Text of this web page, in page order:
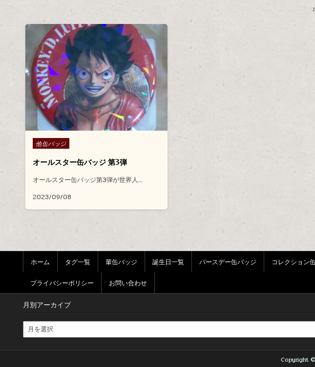
Posted in
他缶バッジ
オールスター缶バッジ 第3弾
オールスター缶バッジ第3弾が世界人…
2023/09/08
ホーム タグ一覧 輩缶バッジ 誕生日一覧 バースデー缶バッジ コレクション
プライバシーポリシー お問い合わせ
月別アーカイブ
月別アーカイブ
Copyright